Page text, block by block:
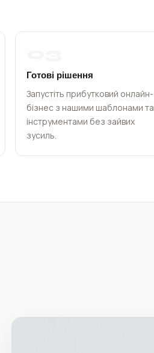
Готові рішення
Запустіть прибутковий онлайн-
бізнес з нашими шаблонами та
інструментами без зайвих
зусиль.